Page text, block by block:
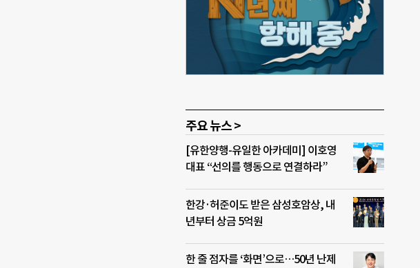
주요 뉴스 >
[유한양행-유일한 아카데미] 이호영
대표 “선의를 행동으로 연결하라”
한강·허준이도 받은 삼성호암상, 내
년부터 상금 5억원
한 줄 점자를 ‘화면’으로…50년 난제